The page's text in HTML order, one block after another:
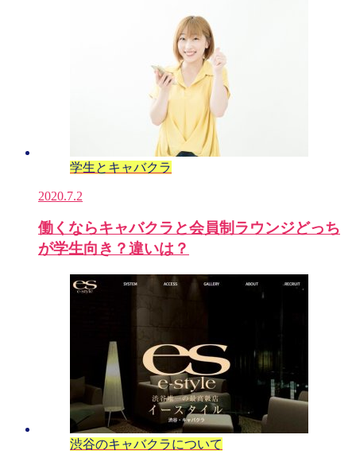
学生とキャバクラ
2020.7.2
働くならキャバクラと会員制ラウンジどっち
が学生向き？違いは？
渋谷のキャバクラについて